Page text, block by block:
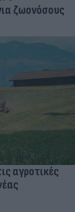
ζωονόσους
αγροτικές